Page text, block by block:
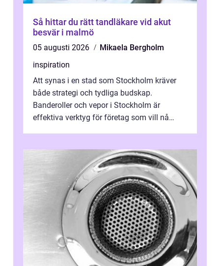
Så hittar du rätt tandläkare vid akut
besvär i malmö
05 augusti 2026
Mikaela Bergholm
inspiration
Att synas i en stad som Stockholm kräver
både strategi och tydliga budskap.
Banderoller och vepor i Stockholm är
effektiva verktyg för företag som vill nå